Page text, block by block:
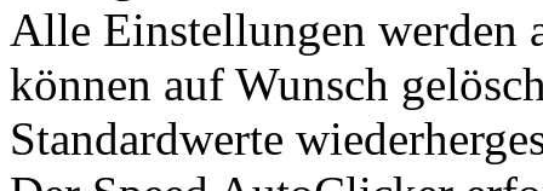
Alle Einstellungen werden
können auf Wunsch
Standardwerte